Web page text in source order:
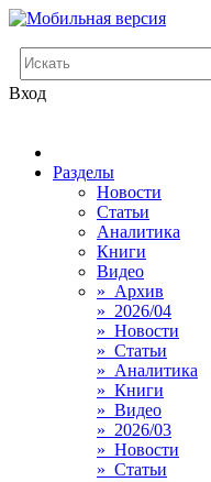
Вход
Разделы
Новости
Статьи
Аналитика
Книги
Видео
» Архив
» 2026/04
» Новости
» Статьи
» Аналитика
» Книги
» Видео
» 2026/03
» Новости
» Статьи